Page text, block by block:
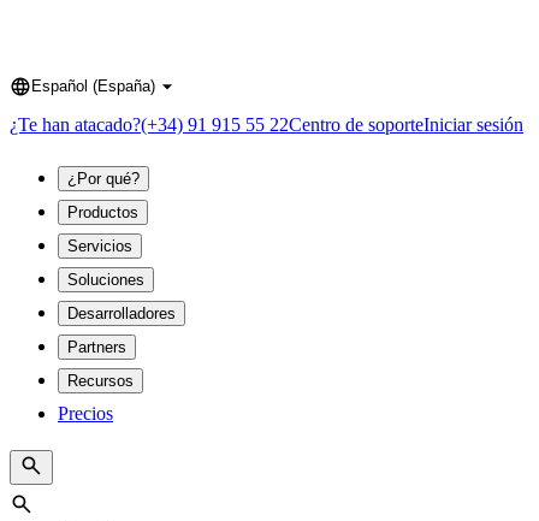
Language
Español (España)
¿Te han atacado?(+34) 91 915 55 22Centro de soporteIniciar sesión
¿Por qué?
Productos
Servicios
Soluciones
Desarrolladores
Partners
Recursos
Precios
Search